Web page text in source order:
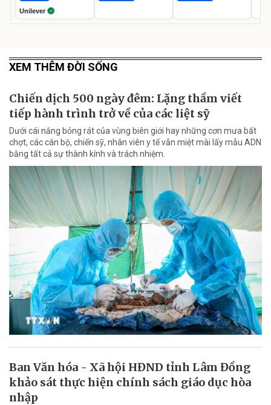
Unilever
XEM THÊM ĐỜI SỐNG
Chiến dịch 500 ngày đêm: Lặng thầm viết
tiếp hành trình trở về của các liệt sỹ
Dưới cái nắng bỏng rát của vùng biên giới hay những cơn mưa bất
chợt, các cán bộ, chiến sỹ, nhân viên y tế vẫn miệt mài lấy mẫu ADN
bằng tất cả sự thành kính và trách nhiệm.
Ban Văn hóa - Xã hội HĐND tỉnh Lâm Đồng
khảo sát thực hiện chính sách giáo dục hòa
nhập